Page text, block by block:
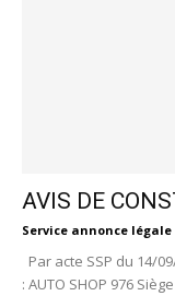
AVIS DE
Service annonce légale
Par acte SSP du 14/
: AUTO SHOP 976